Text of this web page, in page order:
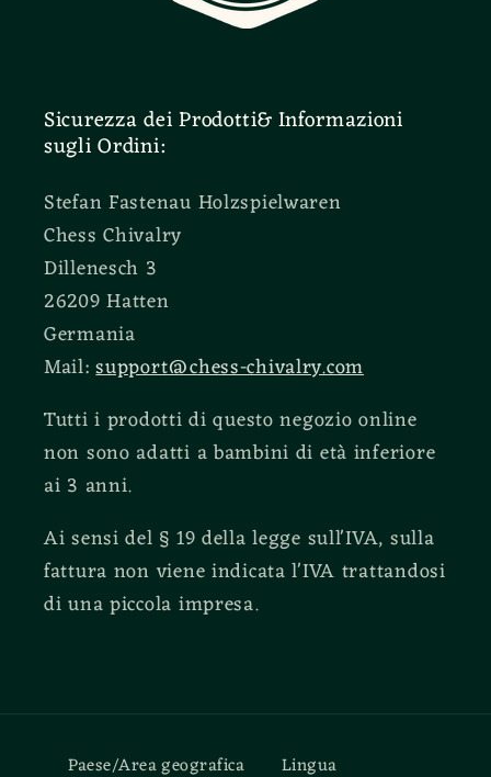
Sicurezza dei Prodotti& Informazioni
sugli Ordini:
Stefan Fastenau Holzspielwaren
Chess Chivalry
Dillenesch 3
26209 Hatten
Germania
Mail:support@chess-chivalry.com
Tutti i prodotti di questo negozio online
non sono adatti a bambini di età inferiore
ai 3 anni.
Ai sensi del § 19 della legge sull'IVA, sulla
fattura non viene indicata l'IVA trattandosi
di una piccola impresa.
Paese/Area geografica Lingua